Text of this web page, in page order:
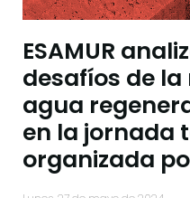
ESAMUR
desafíos de
agua
en la jornada
organizada